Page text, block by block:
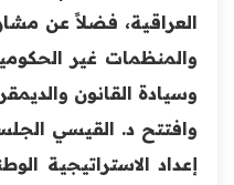
العراقية، فضلاً عن
والمنظمات غير
وسيادة القانون
وافتتح د. القيسي
إعداد الاستراتيجية